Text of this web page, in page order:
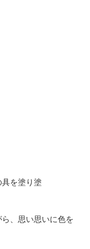
を塗り塗
、思い思いに色を